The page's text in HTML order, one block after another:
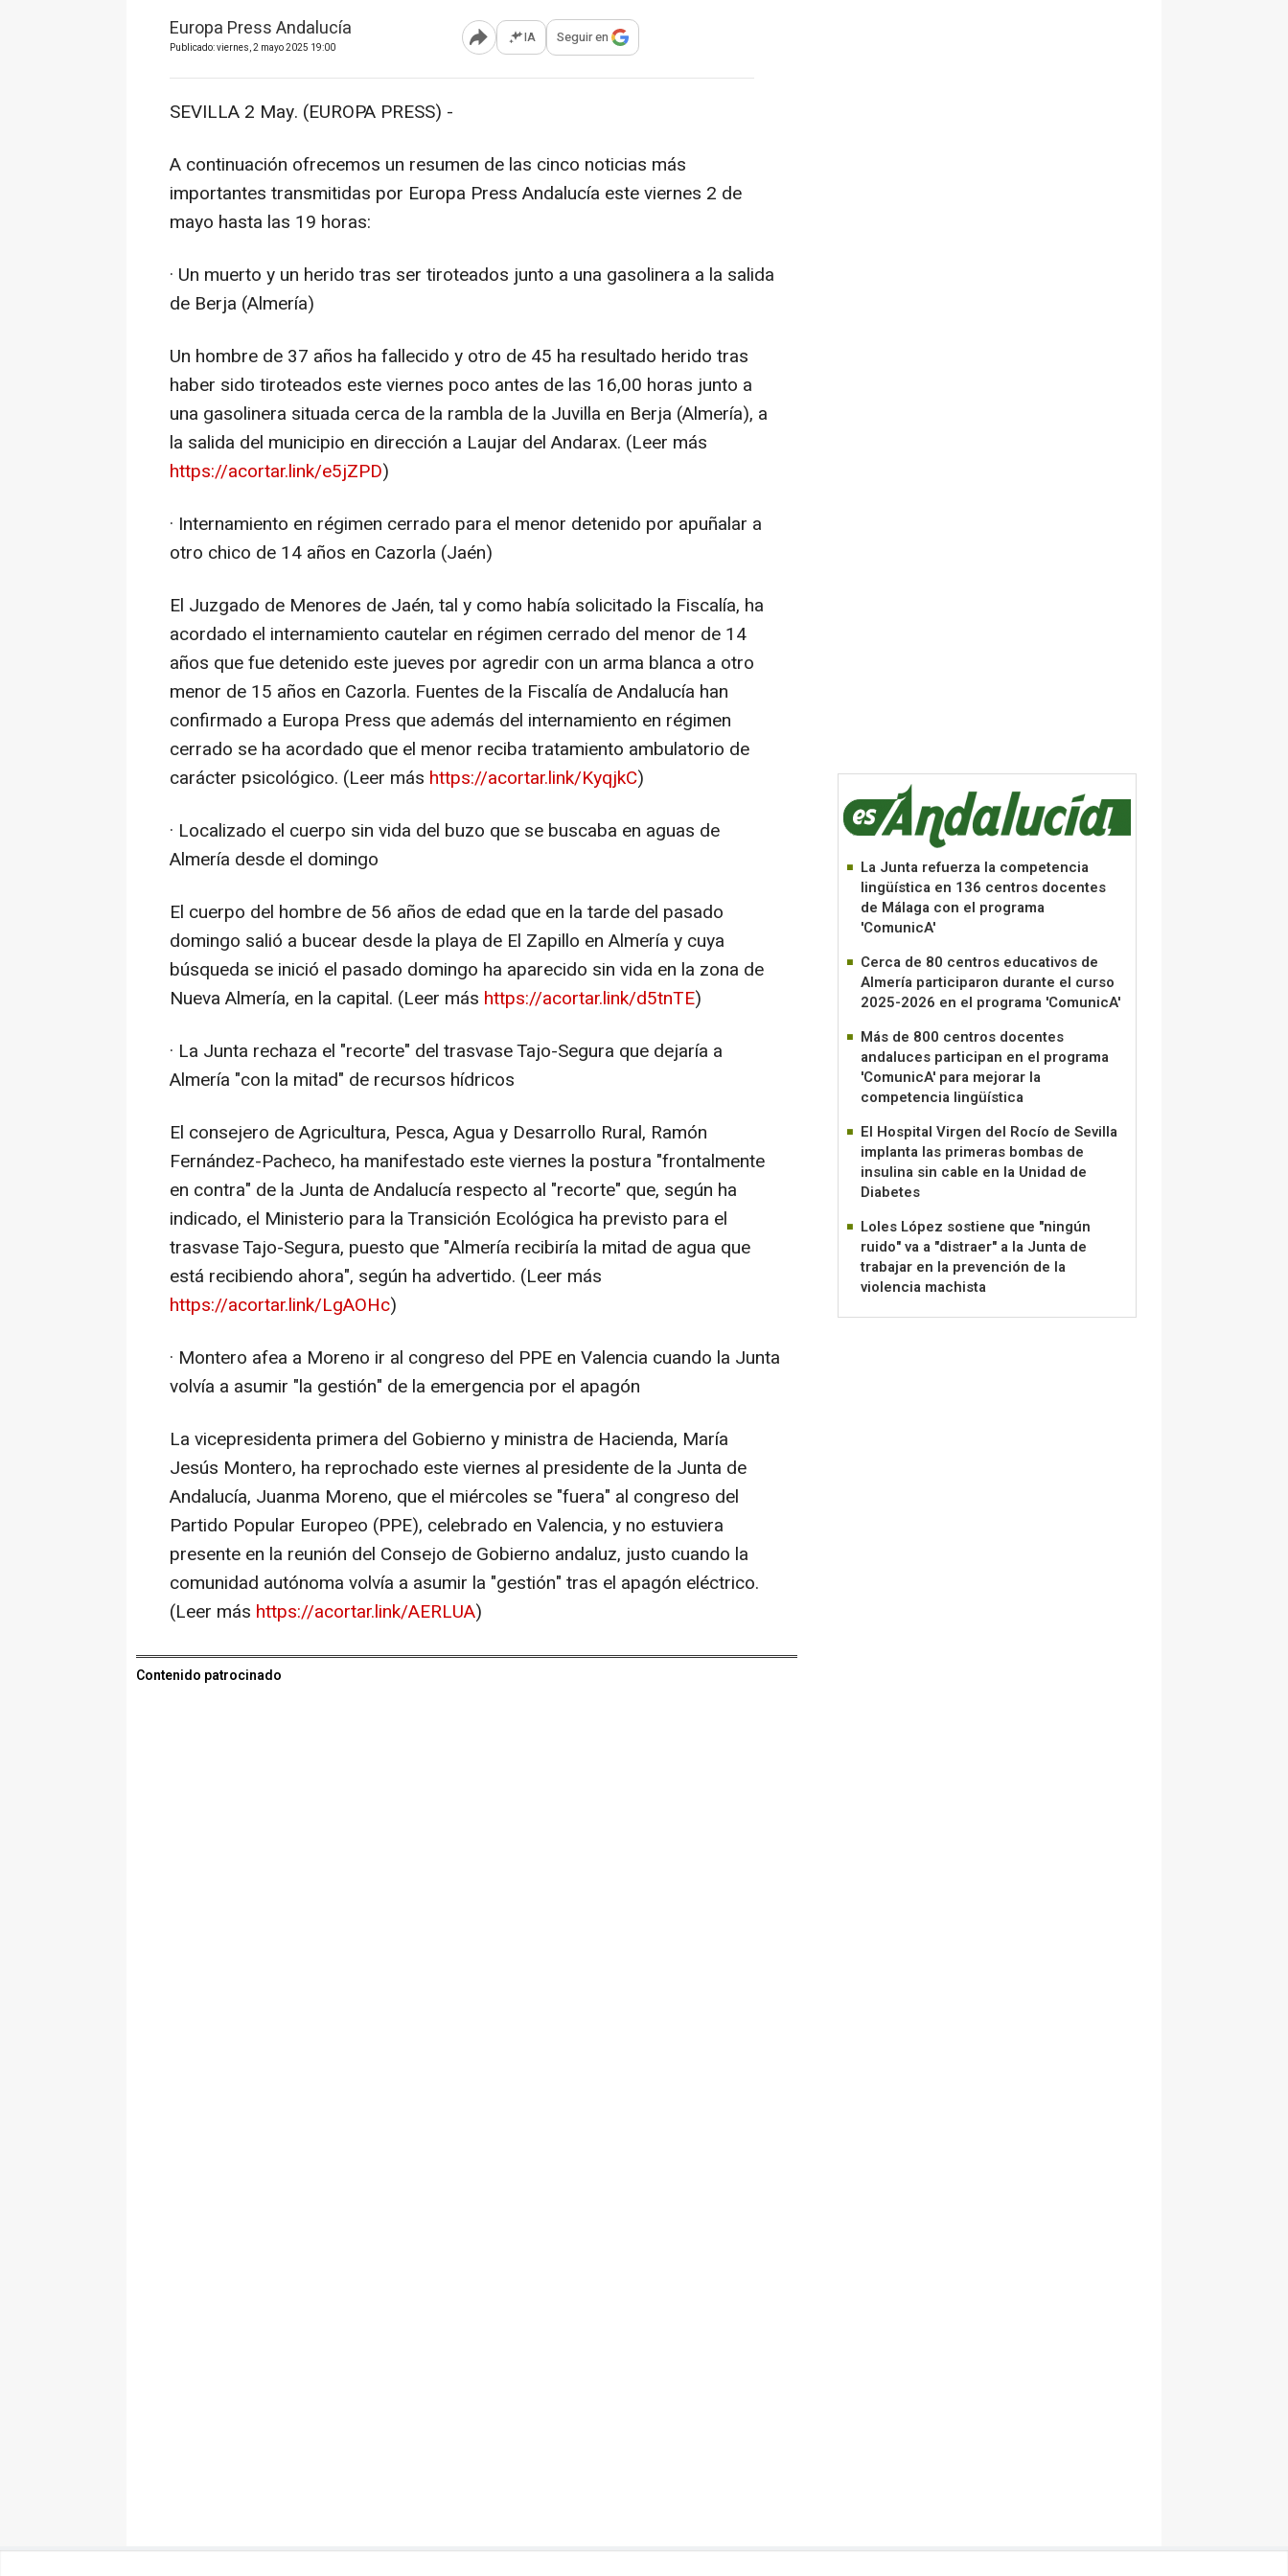
Europa Press Andalucía
Publicado: viernes, 2 mayo 2025 19:00 Abrir opciones para compartir
IA Seguir en
SEVILLA 2 May. (EUROPA PRESS) -
A continuación ofrecemos un resumen de las cinco noticias más
importantes transmitidas por Europa Press Andalucía este viernes 2 de
mayo hasta las 19 horas:
· Un muerto y un herido tras ser tiroteados junto a una gasolinera a la salida
de Berja (Almería)
Un hombre de 37 años ha fallecido y otro de 45 ha resultado herido tras
haber sido tiroteados este viernes poco antes de las 16,00 horas junto a
una gasolinera situada cerca de la rambla de la Juvilla en Berja (Almería), a
la salida del municipio en dirección a Laujar del Andarax. (Leer más
https://acortar.link/e5jZPD)
· Internamiento en régimen cerrado para el menor detenido por apuñalar a
otro chico de 14 años en Cazorla (Jaén)
El Juzgado de Menores de Jaén, tal y como había solicitado la Fiscalía, ha
acordado el internamiento cautelar en régimen cerrado del menor de 14
años que fue detenido este jueves por agredir con un arma blanca a otro
menor de 15 años en Cazorla. Fuentes de la Fiscalía de Andalucía han
confirmado a Europa Press que además del internamiento en régimen
cerrado se ha acordado que el menor reciba tratamiento ambulatorio de
carácter psicológico. (Leer más https://acortar.link/KyqjkC)
· Localizado el cuerpo sin vida del buzo que se buscaba en aguas de
Almería desde el domingo
El cuerpo del hombre de 56 años de edad que en la tarde del pasado
domingo salió a bucear desde la playa de El Zapillo en Almería y cuya
búsqueda se inició el pasado domingo ha aparecido sin vida en la zona de
Nueva Almería, en la capital. (Leer más https://acortar.link/d5tnTE)
· La Junta rechaza el "recorte" del trasvase Tajo-Segura que dejaría a
Almería "con la mitad" de recursos hídricos
El consejero de Agricultura, Pesca, Agua y Desarrollo Rural, Ramón
Fernández-Pacheco, ha manifestado este viernes la postura "frontalmente
en contra" de la Junta de Andalucía respecto al "recorte" que, según ha
indicado, el Ministerio para la Transición Ecológica ha previsto para el
trasvase Tajo-Segura, puesto que "Almería recibiría la mitad de agua que
está recibiendo ahora", según ha advertido. (Leer más
https://acortar.link/LgAOHc)
· Montero afea a Moreno ir al congreso del PPE en Valencia cuando la Junta
volvía a asumir "la gestión" de la emergencia por el apagón
La vicepresidenta primera del Gobierno y ministra de Hacienda, María
Jesús Montero, ha reprochado este viernes al presidente de la Junta de
Andalucía, Juanma Moreno, que el miércoles se "fuera" al congreso del
Partido Popular Europeo (PPE), celebrado en Valencia, y no estuviera
presente en la reunión del Consejo de Gobierno andaluz, justo cuando la
comunidad autónoma volvía a asumir la "gestión" tras el apagón eléctrico.
(Leer más https://acortar.link/AERLUA)
Contenido patrocinado
La Junta refuerza la competencia
lingüística en 136 centros docentes
de Málaga con el programa
'ComunicA'
Cerca de 80 centros educativos de
Almería participaron durante el curso
2025-2026 en el programa 'ComunicA'
Más de 800 centros docentes
andaluces participan en el programa
'ComunicA' para mejorar la
competencia lingüística
El Hospital Virgen del Rocío de Sevilla
implanta las primeras bombas de
insulina sin cable en la Unidad de
Diabetes
Loles López sostiene que "ningún
ruido" va a "distraer" a la Junta de
trabajar en la prevención de la
violencia machista